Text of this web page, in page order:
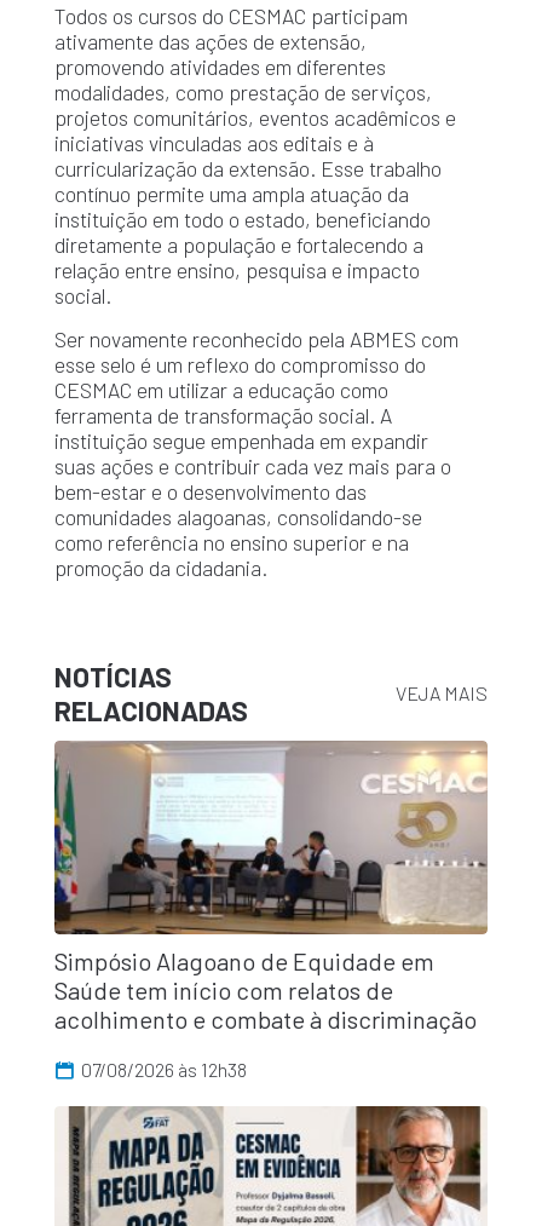
Todos os cursos do CESMAC participam
ativamente das ações de extensão,
promovendo atividades em diferentes
modalidades, como prestação de serviços,
projetos comunitários, eventos acadêmicos e
iniciativas vinculadas aos editais e à
curricularização da extensão. Esse trabalho
contínuo permite uma ampla atuação da
instituição em todo o estado, beneficiando
diretamente a população e fortalecendo a
relação entre ensino, pesquisa e impacto
social.
Ser novamente reconhecido pela ABMES com
esse selo é um reflexo do compromisso do
CESMAC em utilizar a educação como
ferramenta de transformação social. A
instituição segue empenhada em expandir
suas ações e contribuir cada vez mais para o
bem-estar e o desenvolvimento das
comunidades alagoanas, consolidando-se
como referência no ensino superior e na
promoção da cidadania.
NOTÍCIAS
RELACIONADAS
VEJA MAIS
Simpósio Alagoano de Equidade em
Saúde tem início com relatos de
acolhimento e combate à discriminação
07/08/2026 às 12h38